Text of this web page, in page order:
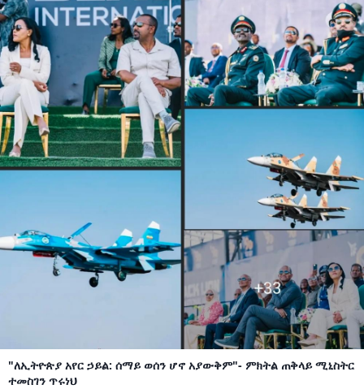
"ለኢትዮጵያ አየር ኃይል: ሰማይ ወሰን ሆኖ አያውቅም"- ምክትል ጠቅላይ ሚኒስትር
ተመስገን ጥሩነህ